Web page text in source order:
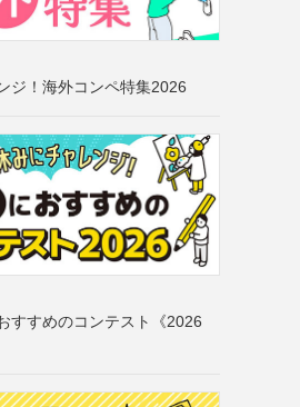
ジ！海外コンペ特集2026
すすめのコンテスト《2026